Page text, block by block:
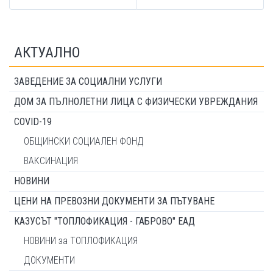
АКТУАЛНО
ЗАВЕДЕНИЕ ЗА СОЦИАЛНИ УСЛУГИ
ДОМ ЗА ПЪЛНОЛЕТНИ ЛИЦА С ФИЗИЧЕСКИ УВРЕЖДАНИЯ
COVID-19
ОБЩИНСКИ СОЦИАЛЕН ФОНД
ВАКСИНАЦИЯ
НОВИНИ
ЦЕНИ НА ПРЕВОЗНИ ДОКУМЕНТИ ЗА ПЪТУВАНЕ
КАЗУСЪТ "ТОПЛОФИКАЦИЯ - ГАБРОВО" ЕАД
НОВИНИ за ТОПЛОФИКАЦИЯ
ДОКУМЕНТИ